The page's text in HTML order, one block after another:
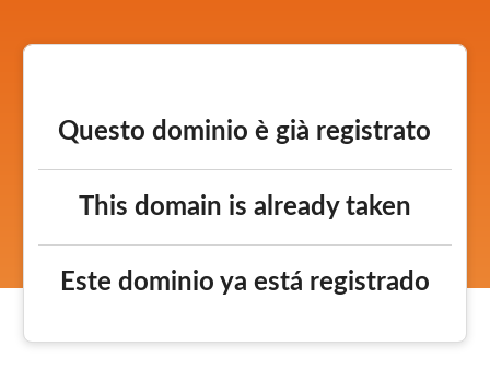
Questo dominio è già registrato
This domain is already taken
Este dominio ya está registrado